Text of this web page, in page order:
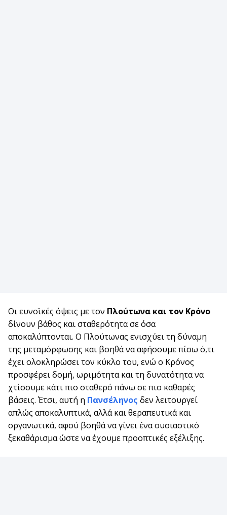
Οι ευνοϊκές όψεις με τον Πλούτωνα και τον Κρόνο
δίνουν βάθος και σταθερότητα σε όσα
αποκαλύπτονται. Ο Πλούτωνας ενισχύει τη δύναμη
της μεταμόρφωσης και βοηθά να αφήσουμε πίσω ό,τι
έχει ολοκληρώσει τον κύκλο του, ενώ ο Κρόνος
προσφέρει δομή, ωριμότητα και τη δυνατότητα να
χτίσουμε κάτι πιο σταθερό πάνω σε πιο καθαρές
βάσεις. Έτσι, αυτή η Πανσέληνος δεν λειτουργεί
απλώς αποκαλυπτικά, αλλά και θεραπευτικά και
οργανωτικά, αφού βοηθά να γίνει ένα ουσιαστικό
ξεκαθάρισμα ώστε να έχουμε προοπτικές εξέλιξης.